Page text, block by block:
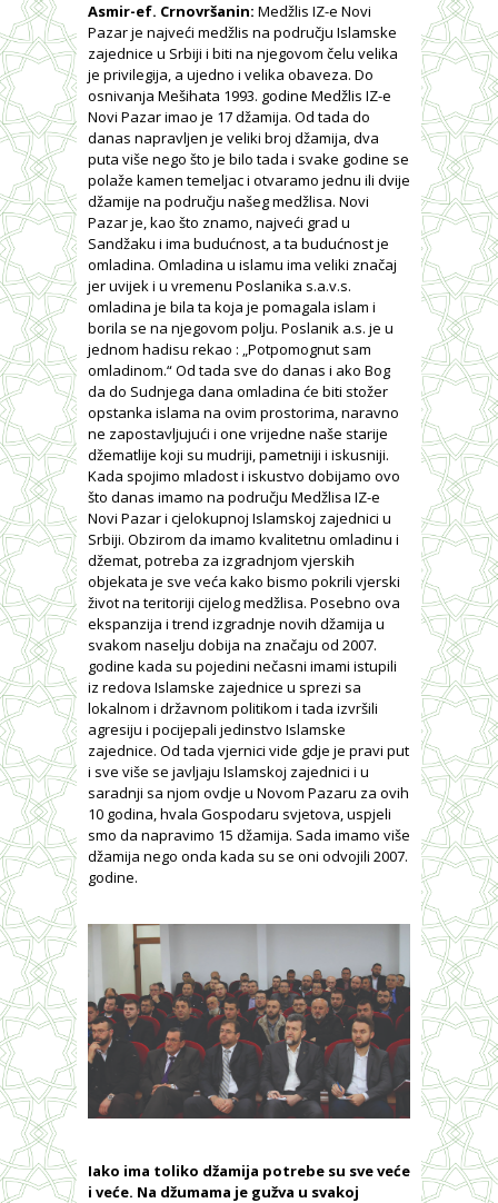
Asmir-ef. Crnovršanin: Medžlis IZ-e Novi
Pazar je najveći medžlis na području Islamske
zajednice u Srbiji i biti na njegovom čelu velika
je privilegija, a ujedno i velika obaveza. Do
osnivanja Mešihata 1993. godine Medžlis IZ-e
Novi Pazar imao je 17 džamija. Od tada do
danas napravljen je veliki broj džamija, dva
puta više nego što je bilo tada i svake godine se
polaže kamen temeljac i otvaramo jednu ili dvije
džamije na području našeg medžlisa. Novi
Pazar je, kao što znamo, najveći grad u
Sandžaku i ima budućnost, a ta budućnost je
omladina. Omladina u islamu ima veliki značaj
jer uvijek i u vremenu Poslanika s.a.v.s.
omladina je bila ta koja je pomagala islam i
borila se na njegovom polju. Poslanik a.s. je u
jednom hadisu rekao : „Potpomognut sam
omladinom.“ Od tada sve do danas i ako Bog
da do Sudnjega dana omladina će biti stožer
opstanka islama na ovim prostorima, naravno
ne zapostavljujući i one vrijedne naše starije
džematlije koji su mudriji, pametniji i iskusniji.
Kada spojimo mladost i iskustvo dobijamo ovo
što danas imamo na području Medžlisa IZ-e
Novi Pazar i cjelokupnoj Islamskoj zajednici u
Srbiji. Obzirom da imamo kvalitetnu omladinu i
džemat, potreba za izgradnjom vjerskih
objekata je sve veća kako bismo pokrili vjerski
život na teritoriji cijelog medžlisa. Posebno ova
ekspanzija i trend izgradnje novih džamija u
svakom naselju dobija na značaju od 2007.
godine kada su pojedini nečasni imami istupili
iz redova Islamske zajednice u sprezi sa
lokalnom i državnom politikom i tada izvršili
agresiju i pocijepali jedinstvo Islamske
zajednice. Od tada vjernici vide gdje je pravi put
i sve više se javljaju Islamskoj zajednici i u
saradnji sa njom ovdje u Novom Pazaru za ovih
10 godina, hvala Gospodaru svjetova, uspjeli
smo da napravimo 15 džamija. Sada imamo više
džamija nego onda kada su se oni odvojili 2007.
godine.
Iako ima toliko džamija potrebe su sve veće
i veće. Na džumama je gužva u svakoj